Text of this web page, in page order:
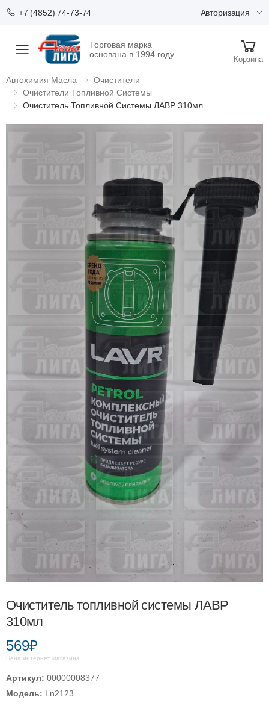
+7 (4852) 74-73-74 Авторизация
Меню
Торговая марка
основана в 1994 году
Корзина
Автохимия Масла
Очистители
Очистители Топливной Системы
Очиститель Топливной Системы ЛАВР 310мл
Очиститель топливной системы ЛАВР
310мл
569₽
Цена интернет магазина
Артикул: 00000008377
Модель: Ln2123